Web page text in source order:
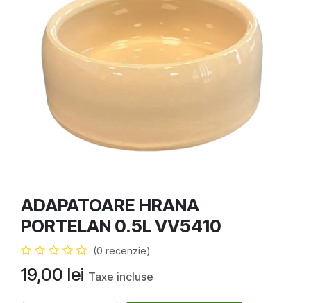
ADAPATOARE HRANA
PORTELAN 0.5L VV5410
(0 recenzie)
19,00 lei Taxe incluse